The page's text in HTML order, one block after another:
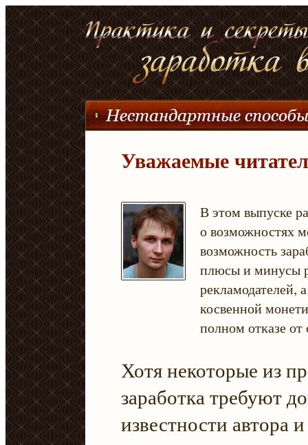
Уважаемые
В этом выпуске
о возможностях
возможность
плюсы и минусы
рекламодателей,
косвенной
полном отказе
Хотя некоторые из
заработка требуют
известности автора